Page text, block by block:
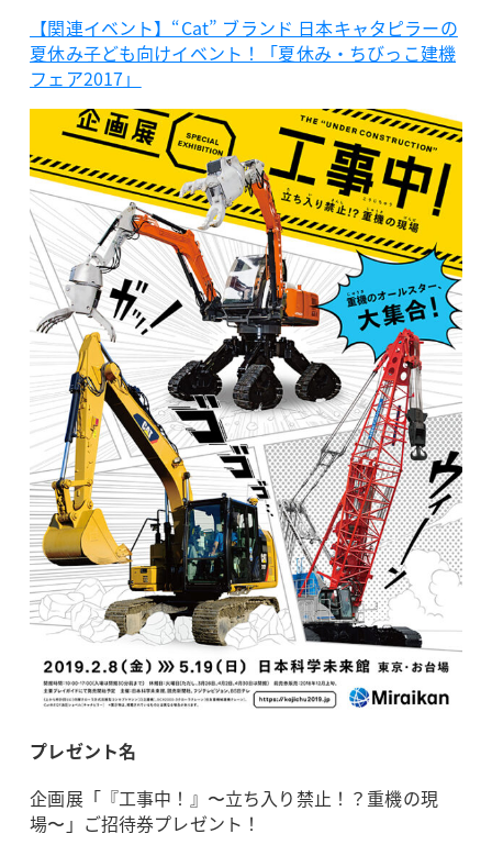
【関連イベント】“Cat” ブランド 日本キャタピラーの
夏休み子ども向けイベント！「夏休み・ちびっこ建機
フェア2017」
プレゼント名
企画展「『工事中！』〜立ち入り禁止！？重機の現
場〜」ご招待券プレゼント！